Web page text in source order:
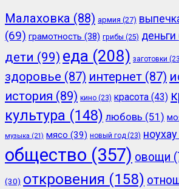
Малаховка (88) армия (27)
(69) грамотность (38) грибы (25) деньги
дети (99) еда (208) заготовки
здоровье (87) интернет (87)
история (89) кино (23) красота (43)
культура (148) любовь (51)
музыка (21) мясо (39) новый год (23) ноухау
общество (357) овощи
(30) откровения (158)